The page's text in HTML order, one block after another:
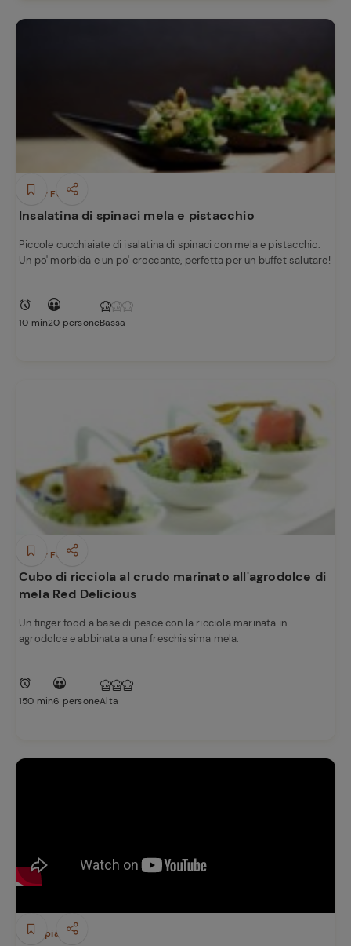
Finger Food
Insalatina di spinaci mela e pistacchio
Piccole cucchiaiate di isalatina di spinaci con mela e pistacchio.
Un po' morbida e un po' croccante, perfetta per un buffet salutare!
10 min20 personeBassa
Finger Food
Cubo di ricciola al crudo marinato all'agrodolce di
mela Red Delicious
Un finger food a base di pesce con la ricciola marinata in
agrodolce e abbinata a una freschissima mela.
150 min6 personeAlta
Primi piatti